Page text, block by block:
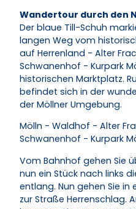
Wandertour durch den
Der blaue Till-Schuh
langen Weg vom
auf Herrenland - Alter
Schwanenhof - Kurpark
historischen Marktplatz.
befindet sich in der
der Möllner Umgebung.
Mölln - Waldhof - Alter
Schwanenhof - Kurpark
Vom Bahnhof gehen Sie
nun ein Stück nach links
entlang. Nun gehen Sie
zur Straße Herrenschlag.